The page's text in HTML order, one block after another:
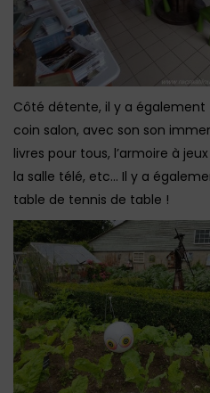
Côté détente, il y a
coin salon, avec son son
livres pour tous, l’armoire à
la salle télé, etc… Il y a
table de tennis de table !